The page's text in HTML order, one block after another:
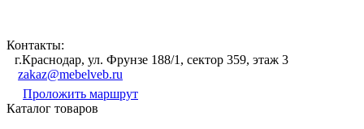
Контакты:
г.Краснодар, ул. Фрунзе 188/1, сектор 359, этаж 3
zakaz@mebelveb.ru
Проложить маршрут
Каталог товаров